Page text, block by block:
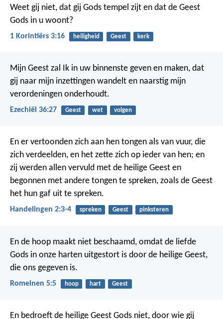
Weet gij niet, dat gij Gods tempel zijt en dat de Geest
Gods in u woont?
1 Korintiërs 3:16 heiligheid Geest kerk
Mijn Geest zal Ik in uw binnenste geven en maken, dat
gij naar mijn inzettingen wandelt en naarstig mijn
verordeningen onderhoudt.
Ezechiël 36:27 Geest wet volgen
En er vertoonden zich aan hen tongen als van vuur, die
zich verdeelden, en het zette zich op ieder van hen; en
zij werden allen vervuld met de heilige Geest en
begonnen met andere tongen te spreken, zoals de Geest
het hun gaf uit te spreken.
Handelingen 2:3-4 spreken Geest pinksteren
En de hoop maakt niet beschaamd, omdat de liefde
Gods in onze harten uitgestort is door de heilige Geest,
die ons gegeven is.
Romeinen 5:5 hoop hart Geest
En bedroeft de heilige Geest Gods niet, door wie gij